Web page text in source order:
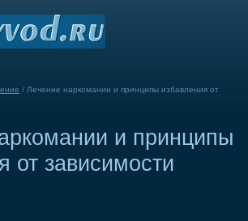
/ Лечение наркомании и принципы избавления от
и принципы
от зависимости